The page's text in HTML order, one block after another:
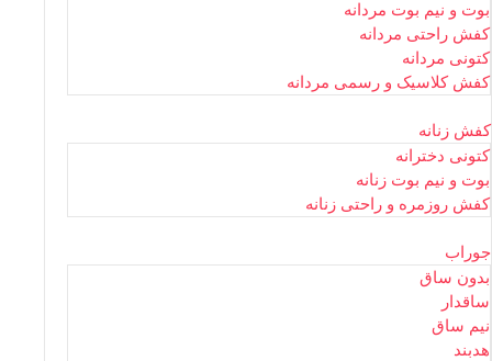
بوت و نیم بوت مردانه
کفش راحتی مردانه
کتونی مردانه
کفش کلاسیک و رسمی مردانه
کفش زنانه
کتونی دخترانه
بوت و نیم بوت زنانه
کفش روزمره و راحتی زنانه
جوراب
بدون ساق
ساقدار
نیم ساق
هدبند